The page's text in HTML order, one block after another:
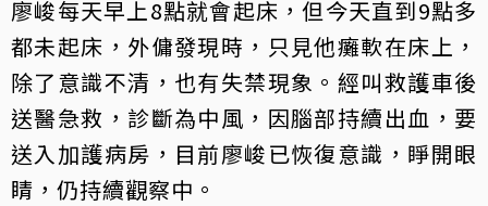
廖峻每天早上8點就會起床，但今天直到9點多
都未起床，外傭發現時，只見他癱軟在床上，
除了意識不清，也有失禁現象。經叫救護車後
送醫急救，診斷為中風，因腦部持續出血，要
送入加護病房，目前廖峻已恢復意識，睜開眼
睛，仍持續觀察中。